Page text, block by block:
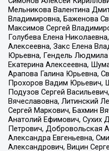
Мельникова Валентина
Владимировна, Баженова
Максимов Сергей
Голубева Елена
Алексеевна, Закс Елена
Юрьевна, Гендель
Екатерина Алексеевна,
Арапова Галина Юрьевна,
Прохоров Вадим Юрьевич,
Подузов Сергей
Вячеславовна, Литинский
Сергей Маркович, Бахмин
Анатолий Ефимович, Сухих
Петрович, Добровольская
Александра Евгеньевна,
Александрович, Вицин